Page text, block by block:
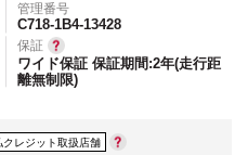
管理番号
C718-1B4-13428
保証
ワイド保証 保証期間:2年(走行距
離無制限)
クレジット取扱店舗